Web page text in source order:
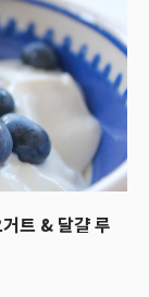
트 & 달걀 루